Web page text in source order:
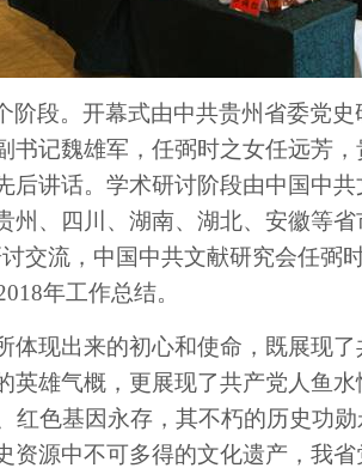
阶段。开幕式由中共贵州省委党
书记魏雄军，任弼时之女任远芳
后讲话。学术研讨阶段由中国中
州、四川、湖南、湖北、安徽等
交流，中国中共文献研究会任弼
年工作总结。
现出来的初心和使命，既展现了
英雄气概，更展现了共产党人鱼
红色基因永存，其不朽的历史功
资源中不可多得的文化遗产，我